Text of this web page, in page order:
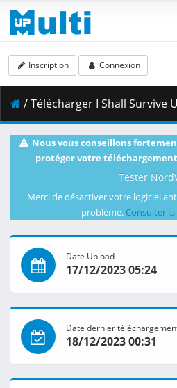
Inscription Connexion
/ Télécharger I Shall Survive Using Potions_ - S01E09 - -I_m Going to Relax in a Hot Spring
Nous vous conseillons
protéger votre
Tester
Merci de désactiver votre logiciel
problème. Consulter
Date Upload
17/12/2023 05:24
Date dernier
18/12/2023 00:31